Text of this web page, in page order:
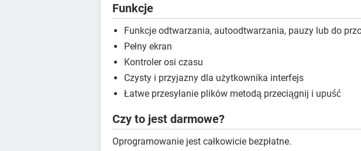
Funkcje
Funkcje odtwarzania, autoodtwarzania, pauzy lub do
Pełny ekran
Kontroler osi czasu
Czysty i przyjazny dla użytkownika interfejs
Łatwe przesyłanie plików metodą przeciągnij i upuść
Czy to jest darmowe?
Oprogramowanie jest całkowicie bezpłatne.